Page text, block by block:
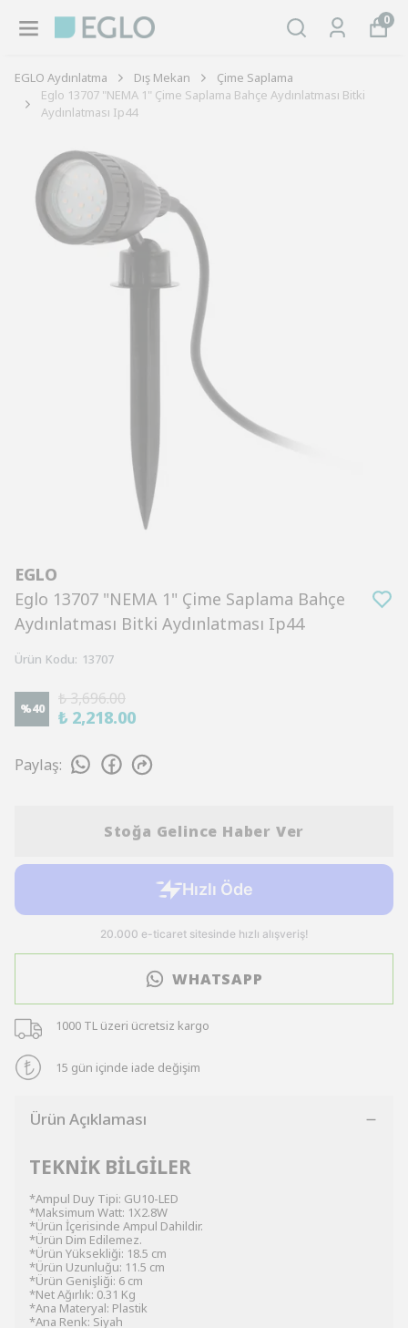
0
EGLO Aydınlatma Dış Mekan
Çime Saplama
Eglo 13707 "NEMA 1" Çime Saplama Bahçe Aydınlatması Bitki
Aydınlatması Ip44
EGLO
Eglo 13707 "NEMA 1" Çime Saplama Bahçe
Aydınlatması Bitki Aydınlatması Ip44
Ürün Kodu: 13707
%40
₺ 3,696.00
₺ 2,218.00
Paylaş:
Stoğa Gelince Haber Ver
WHATSAPP
1000 TL üzeri ücretsiz kargo
15 gün içinde iade değişim
Ürün Açıklaması
TEKNİK BİLGİLER
*Ampul Duy Tipi: GU10-LED
*Maksimum Watt: 1X2.8W
*Ürün İçerisinde Ampul Dahildir.
*Ürün Dim Edilemez.
*Ürün Yüksekliği: 18.5 cm
*Ürün Uzunluğu: 11.5 cm
*Ürün Genişliği: 6 cm
*Net Ağırlık: 0.31 Kg
*Ana Materyal: Plastik
*Ana Renk: Siyah